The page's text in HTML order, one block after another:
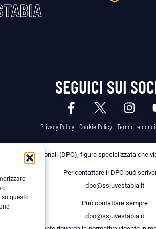
ci
questo
SEGUICI SUI
Privacy Policy Cookie Policy Termini e
dei Dati Personali (DPO), figura specializzata
Per contattare il DPO può
dpo@ssjuvestabia.it
Può contattare sempre
dpo@ssjuvestabia.it